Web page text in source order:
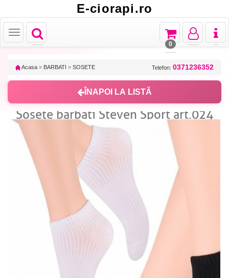
E-ciorapi.ro
Toggle
navigation
Toggle
Toggle
navigation
Toggle
navigation
Toggle
navigation
0
Acasa » BARBATI » SOSETE Telefon: 0371236352
ÎNAPOI LA LISTĂ
Sosete barbati Steven Sport art.024